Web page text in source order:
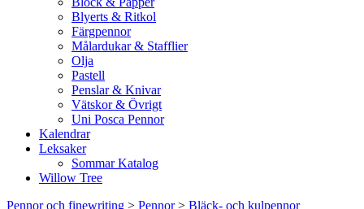
Blyerts & Ritkol
Färgpennor
Målardukar & Stafflier
Olja
Pastell
Penslar & Knivar
Vätskor & Övrigt
Uni Posca Pennor
Kalendrar
Leksaker
Sommar Katalog
Willow Tree
Pennor och finewriting > Pennor> Bläck- och kulpennor